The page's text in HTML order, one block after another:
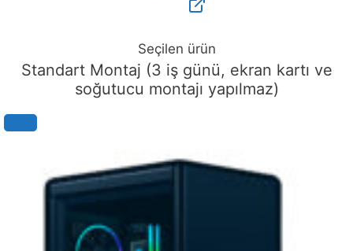
Seçilen ürün
Standart Montaj (3 iş günü, ekran kartı ve
soğutucu montajı yapılmaz)